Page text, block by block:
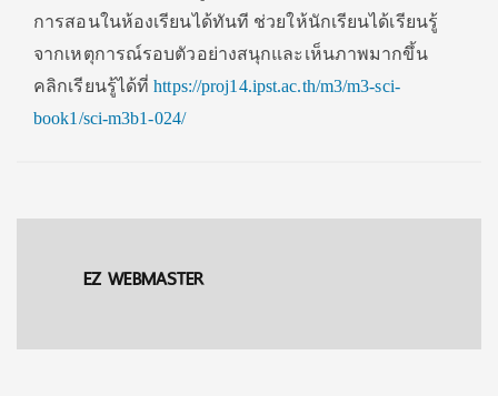
การสอนในห้องเรียนได้ทันที ช่วยให้นักเรียนได้เรียนรู้
จากเหตุการณ์รอบตัวอย่างสนุกและเห็นภาพมากขึ้น
คลิกเรียนรู้ได้ที่https://proj14.ipst.ac.th/m3/m3-sci-
book1/sci-m3b1-024/
EZ WEBMASTER